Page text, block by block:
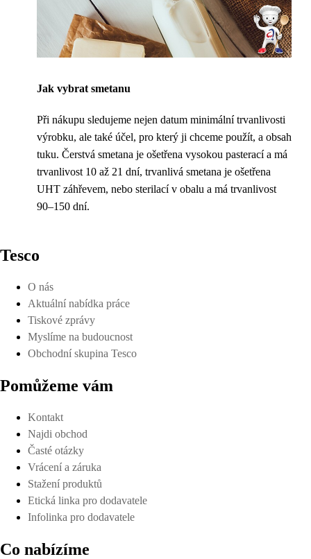
Jak vybrat smetanu
Při nákupu sledujeme nejen datum minimální trvanlivosti
výrobku, ale také účel, pro který ji chceme použít, a obsah
tuku. Čerstvá smetana je ošetřena vysokou pasterací a má
trvanlivost 10 až 21 dní, trvanlivá smetana je ošetřena
UHT záhřevem, nebo sterilací v obalu a má trvanlivost
90–150 dní.
Tesco
O nás
Aktuální nabídka práce
Tiskové zprávy
Myslíme na budoucnost
Obchodní skupina Tesco
Pomůžeme vám
Kontakt
Najdi obchod
Časté otázky
Vrácení a záruka
Stažení produktů
Etická linka pro dodavatele
Infolinka pro dodavatele
Co nabízíme